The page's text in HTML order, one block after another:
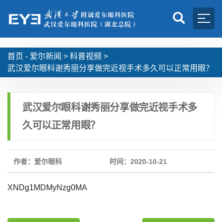
首页 - 爱尔新闻 > 科普视频 >
武汉爱尔眼科谢秀丽分享做完近视手术多久可以正常用眼？
武汉爱尔眼科谢秀丽分享做完近视手术多
久可以正常用眼？
作者：爱尔眼科 时间：2020-10-21
XNDg1MDMyNzg0MA